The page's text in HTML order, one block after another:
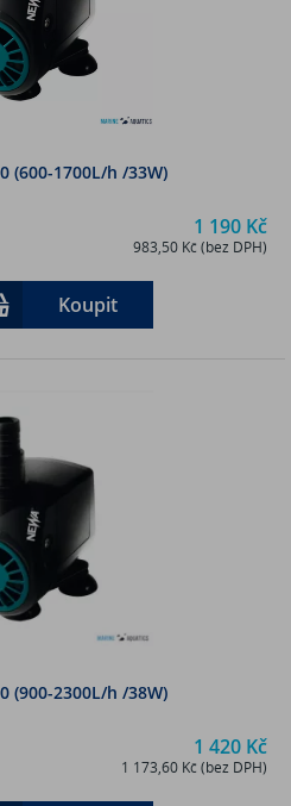
(600-1700L/h /33W)
1 190 Kč
983,50 Kč (bez DPH)
Koupit
(900-2300L/h /38W)
1 420 Kč
1 173,60 Kč (bez DPH)